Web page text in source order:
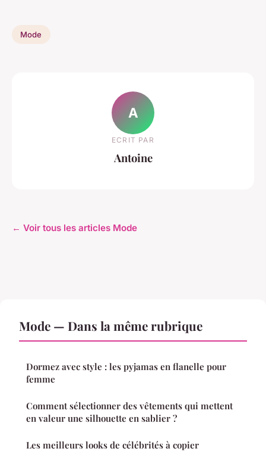
Mode
A
ECRIT PAR
Antoine
← Voir tous les articles Mode
Mode — Dans la même rubrique
Dormez avec style : les pyjamas en flanelle pour
femme
Comment sélectionner des vêtements qui mettent
en valeur une silhouette en sablier ?
Les meilleurs looks de célébrités à copier